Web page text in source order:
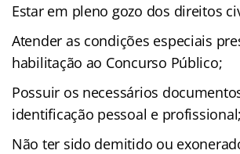
Estar em pleno gozo dos direitos
Atender as condições especiais
habilitação ao Concurso Público;
Possuir os necessários
identificação pessoal e profissional;
Não ter sido demitido ou